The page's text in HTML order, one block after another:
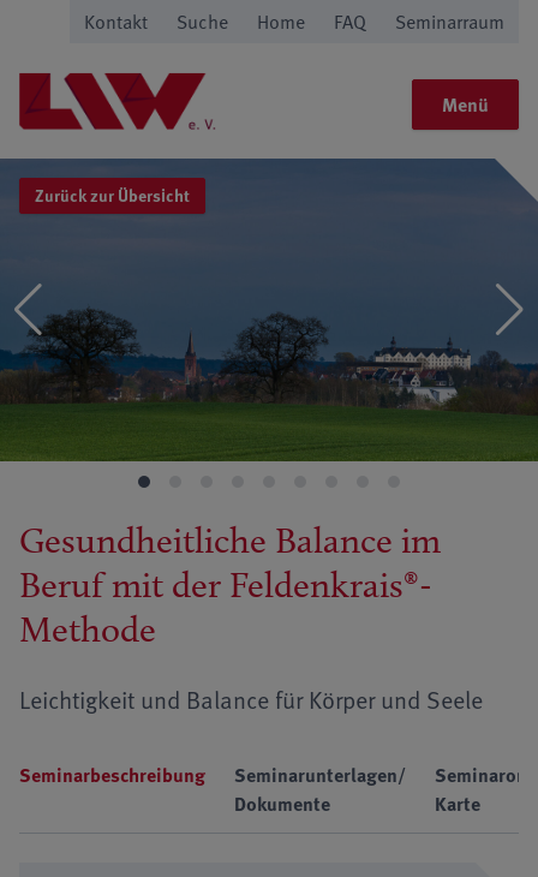
Kontakt Suche Home FAQ Seminarraum
Menü
Zurück zur Übersicht
Gesundheitliche Balance im
Beruf mit der Feldenkrais®-
Methode
Leichtigkeit und Balance für Körper und Seele
Seminarbeschreibung
Seminarunterlagen/
Dokumente
Seminarort/
Karte